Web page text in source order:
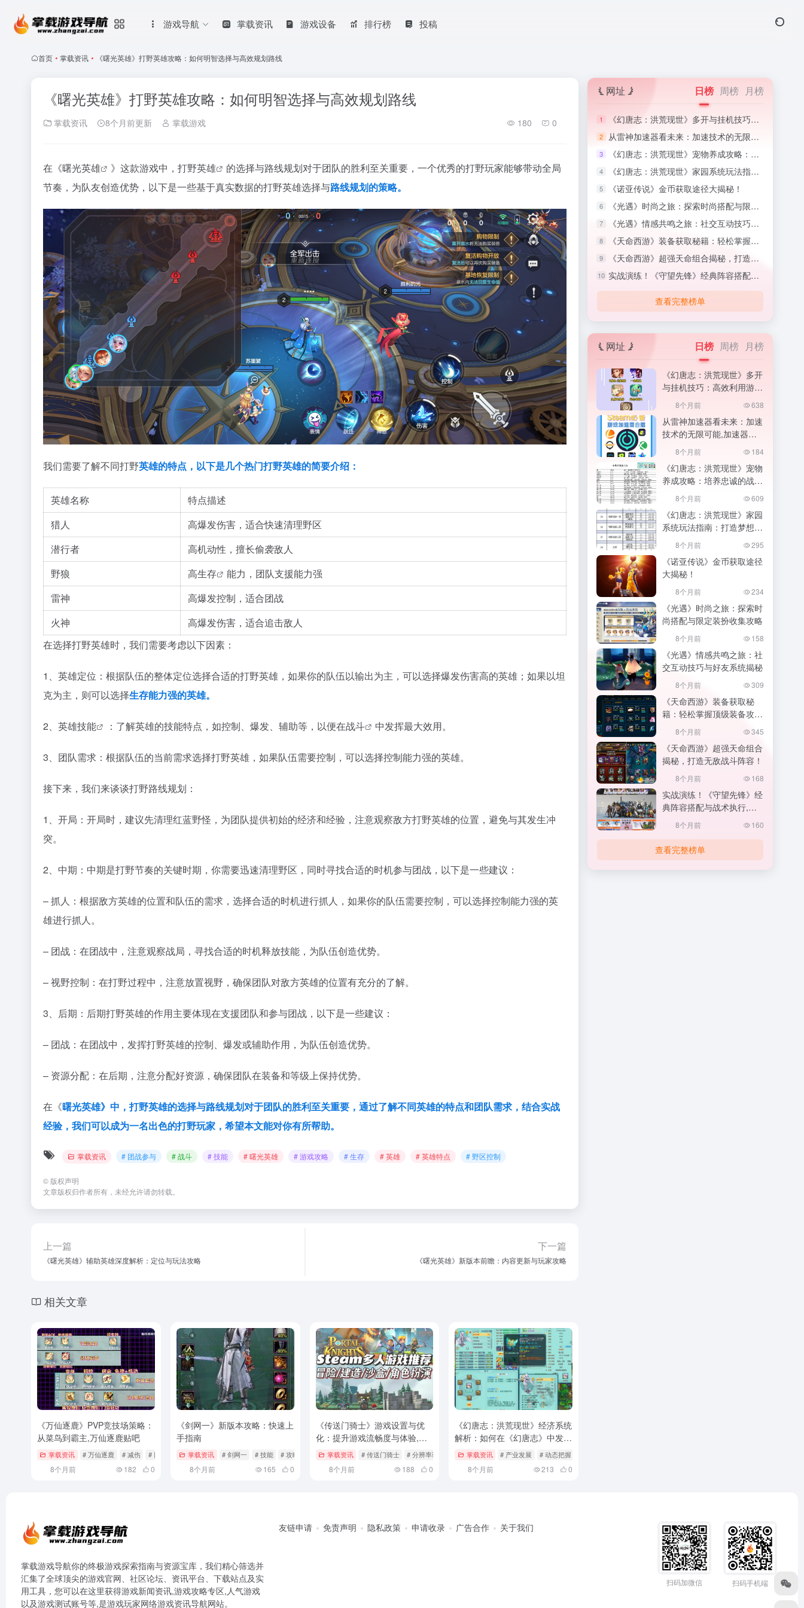
游戏导航 掌载资讯 游戏设备 排行榜 投稿
首页 • 掌载资讯 • 《曙光英雄》打野英雄攻略：如何明智选择与高效规划路线
《曙光英雄》打野英雄攻略：如何明智选择与高效规划路线
掌载资讯 8个月前更新 掌载游戏 180 0
在《曙光英雄 》这款游戏中，打野英雄
的选择与路线规划对于团队的胜利至关重要，一个优秀的打野玩家能够带动全局
节奏，为队友创造优势，以下是一些基于真实数据的打野英雄选择与路线规划的策略。
我们需要了解不同打野英雄的特点，以下是几个热门打野英雄的简要介绍：
英雄名称
特点描述
猎人
高爆发伤害，适合快速清理野区
潜行者
高机动性，擅长偷袭敌人
野狼
高生存
能力，团队支援能力强
雷神
高爆发控制，适合团战
火神
高爆发伤害，适合追击敌人
在选择打野英雄时，我们需要考虑以下因素：
1、英雄定位：根据队伍的整体定位选择合适的打野英雄，如果你的队伍以输出为主，可以选择爆发伤害高的英雄；如果以坦
克为主，则可以选择生存能力强的英雄。
2、英雄技能 ：了解英雄的技能特点，如控制、爆发、辅助等，以便在战斗 中发挥最大效用。
3、团队需求：根据队伍的当前需求选择打野英雄，如果队伍需要控制，可以选择控制能力强的英雄。
接下来，我们来谈谈打野路线规划：
1、开局：开局时，建议先清理红蓝野怪，为团队提供初始的经济和经验，注意观察敌方打野英雄的位置，避免与其发生冲
突。
2、中期：中期是打野节奏的关键时期，你需要迅速清理野区，同时寻找合适的时机参与团战，以下是一些建议：
– 抓人：根据敌方英雄的位置和队伍的需求，选择合适的时机进行抓人，如果你的队伍需要控制，可以选择控制能力强的英
雄进行抓人。
– 团战：在团战中，注意观察战局，寻找合适的时机释放技能，为队伍创造优势。
– 视野控制：在打野过程中，注意放置视野，确保团队对敌方英雄的位置有充分的了解。
3、后期：后期打野英雄的作用主要体现在支援团队和参与团战，以下是一些建议：
– 团战：在团战中，发挥打野英雄的控制、爆发或辅助作用，为队伍创造优势。
– 资源分配：在后期，注意分配好资源，确保团队在装备和等级上保持优势。
在《曙光英雄》中，打野英雄的选择与路线规划对于团队的胜利至关重要，通过了解不同英雄的特点和团队需求，结合实战
经验，我们可以成为一名出色的打野玩家，希望本文能对你有所帮助。
掌载资讯 # 团战参与 # 战斗 # 技能 # 曙光英雄 # 游戏攻略 # 生存 # 英雄 # 英雄特点 # 野区控制
© 版权声明
文章版权归作者所有，未经允许请勿转载。
上一篇
《曙光英雄》辅助英雄深度解析：定位与玩法攻略
下一篇
《曙光英雄》新版本前瞻：内容更新与玩家攻略
相关文章
《万仙逐鹿》PVP竞技场策略：
从菜鸟到霸主,万仙逐鹿贴吧
掌载资讯 # 万仙逐鹿 # 减伤 # 团队协作
8个月前 182 0
《剑网一》新版本攻略：快速上
手指南
掌载资讯 # 剑网一 # 技能 # 攻略
8个月前 165 0
《传送门骑士》游戏设置与优
化：提升游戏流畅度与体验,传
送门骑士修改器最新
掌载资讯 # 传送门骑士 # 分辨率调整 # 后台程序
8个月前 188 0
《幻唐志：洪荒现世》经济系统
解析：如何在《幻唐志》中发家
致富,如何在《幻唐志》中发家
掌载资讯 # 产业发展 # 动态把握
8个月前 213 0
网址 日榜 周榜 月榜
1 《幻唐志：洪荒现世》多开与挂机技巧：高效利用游戏时间,高效利用游戏时间
2 从雷神加速器看未来：加速技术的无限可能,加速器的魔法
3 《幻唐志：洪荒现世》宠物养成攻略：培养忠诚的战斗伙伴,幻唐志小伙伴图鉴最新版
4 《幻唐志：洪荒现世》家园系统玩法指南：打造梦想中的家园,幻唐志家园积分
5 《诺亚传说》金币获取途径大揭秘！
6 《光遇》时尚之旅：探索时尚搭配与限定装扮收集攻略
7 《光遇》情感共鸣之旅：社交互动技巧与好友系统揭秘
8 《天命西游》装备获取秘籍：轻松掌握顶级装备攻略！
9 《天命西游》超强天命组合揭秘，打造无敌战斗阵容！
10 实战演练！《守望先锋》经典阵容搭配与战术执行,守望先锋怎么打排位
查看完整榜单
网址 日榜 周榜 月榜
《幻唐志：洪荒现世》多开
与挂机技巧：高效利用游戏
时间,高效利用游戏时间
8个月前 638
从雷神加速器看未来：加速
技术的无限可能,加速器的
魔法8个月前 184
《幻唐志：洪荒现世》宠物
养成攻略：培养忠诚的战斗
伙伴,幻唐志小伙伴图鉴最
8个月前 609
《幻唐志：洪荒现世》家园
系统玩法指南：打造梦想中
的家园,幻唐志家园积分
8个月前 295
《诺亚传说》金币获取途径
大揭秘！
8个月前 234
《光遇》时尚之旅：探索时
尚搭配与限定装扮收集攻略
8个月前 158
《光遇》情感共鸣之旅：社
交互动技巧与好友系统揭秘
8个月前 309
《天命西游》装备获取秘
籍：轻松掌握顶级装备攻
略！8个月前 345
《天命西游》超强天命组合
揭秘，打造无敌战斗阵容！
8个月前 168
实战演练！《守望先锋》经
典阵容搭配与战术执行,守
望先锋怎么打排位
8个月前 160
查看完整榜单
掌载游戏导航你的终极游戏探索指南与资源宝库，我们精心筛选并
汇集了全球顶尖的游戏官网、社区论坛、资讯平台、下载站点及实
用工具，您可以在这里获得游戏新闻资讯,游戏攻略专区,人气游戏
以及游戏测试账号等,是游戏玩家网络游戏资讯导航网站。
友链申请 免责声明 隐私政策 申请收录 广告合作 关于我们
扫码加微信 扫码手机端